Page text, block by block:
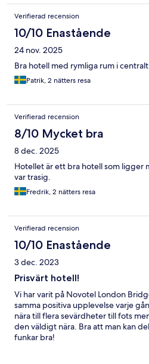
Verifierad recension
10/10 Enastående
24 nov. 2025
Bra hotell med rymliga rum i
Patrik, 2 nätters resa
Verifierad recension
8/10 Mycket bra
8 dec. 2025
Hotellet är ett bra hotell som ligger
var trasig.
Fredrik, 2 nätters resa
Verifierad recension
10/10 Enastående
3 dec. 2023
Prisvärt hotell!
Vi har varit på Novotel London
samma positiva upplevelse varje
nära till flera sevärdheter till fots
den väldigt nära. Bra att man kan
funkar bra!